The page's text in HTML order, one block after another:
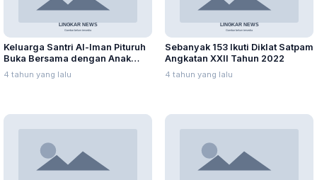
Keluarga Santri Al-Iman Pituruh
Buka Bersama dengan Anak
Yatim
4 tahun yang lalu
Sebanyak 153 Ikuti Diklat Satpam
Angkatan XXII Tahun 2022
4 tahun yang lalu